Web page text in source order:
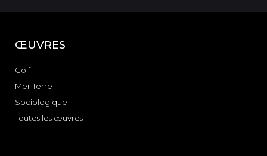
ŒUVRES
Golf
Mer Terre
Sociologique
Toutes les œuvres